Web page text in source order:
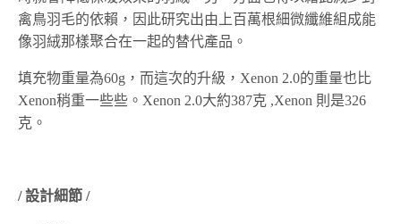
禽鳥羽毛的依賴，因此研究出由上百萬根細微纖維組成能
像羽絨那樣聚合在一起的替代產品。
填充物重量為60g，而這次的升級，Xenon 2.0的重量也比
Xenon稍重一些些。Xenon 2.0大約387克 ,Xenon 則是326
克。
/ 設計細節 /